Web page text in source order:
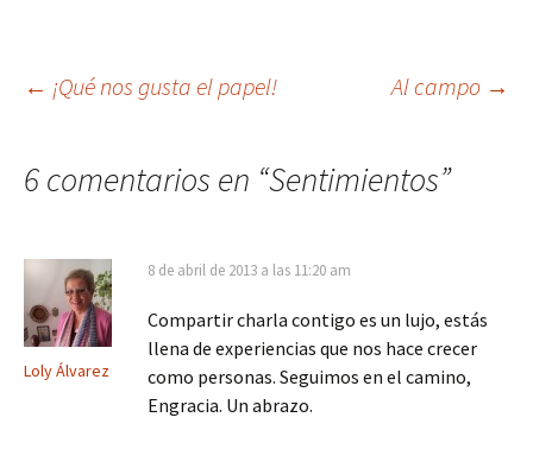
Navegación
de
entradas
← ¡Qué nos gusta el papel! Al campo →
6 comentarios en “Sentimientos”
Loly Álvarez
8 de abril de 2013 a las 11:20 am
Compartir charla contigo es un lujo, estás
llena de experiencias que nos hace crecer
como personas. Seguimos en el camino,
Engracia. Un abrazo.